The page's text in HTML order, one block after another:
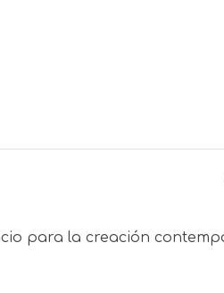
para la creación